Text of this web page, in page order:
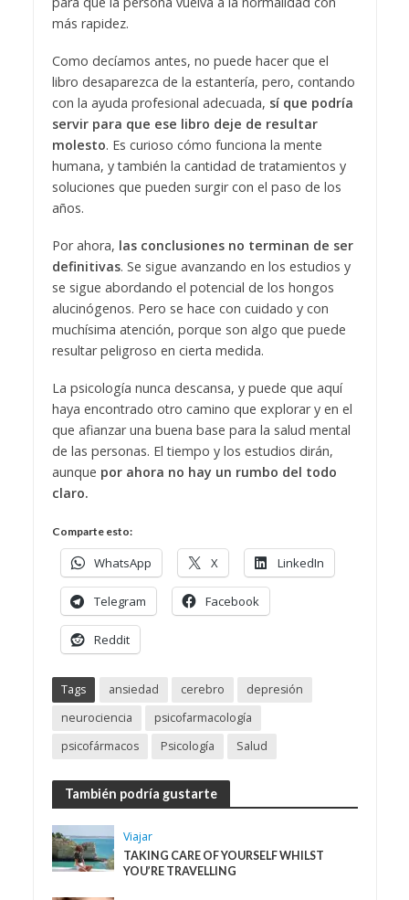
más rapidez.
Como decíamos antes, no puede hacer que el
libro desaparezca de la estantería, pero, contando
con la ayuda profesional adecuada, sí que podría
servir para que ese libro deje de resultar
molesto. Es curioso cómo funciona la mente
humana, y también la cantidad de tratamientos y
soluciones que pueden surgir con el paso de los
años.
Por ahora, las conclusiones no terminan de ser
definitivas. Se sigue avanzando en los estudios y
se sigue abordando el potencial de los hongos
alucinógenos. Pero se hace con cuidado y con
muchísima atención, porque son algo que puede
resultar peligroso en cierta medida.
La psicología nunca descansa, y puede que aquí
haya encontrado otro camino que explorar y en el
que afianzar una buena base para la salud mental
de las personas. El tiempo y los estudios dirán,
aunque por ahora no hay un rumbo del todo
claro.
Comparte esto:
WhatsApp X LinkedIn
Telegram Facebook
Reddit
Tags ansiedad cerebro
depresión
neurociencia
psicofarmacología
psicofármacos
Psicología Salud
También podría gustarte
Viajar
TAKING CARE OF YOURSELF WHILST
YOU’RE TRAVELLING